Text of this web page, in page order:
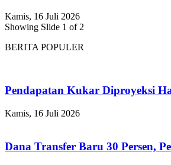
Kamis, 16 Juli 2026
Showing Slide 1 of 2
BERITA POPULER
Pendapatan Kukar Diproyeksi
Kamis, 16 Juli 2026
Dana Transfer Baru 30 Persen,